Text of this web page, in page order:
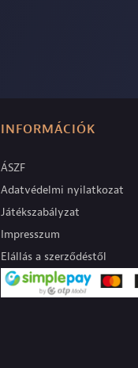
INFORMÁCIÓK
ÁSZF
Adatvédelmi nyilatkozat
Játékszabályzat
Impresszum
Elállás a szerződéstől